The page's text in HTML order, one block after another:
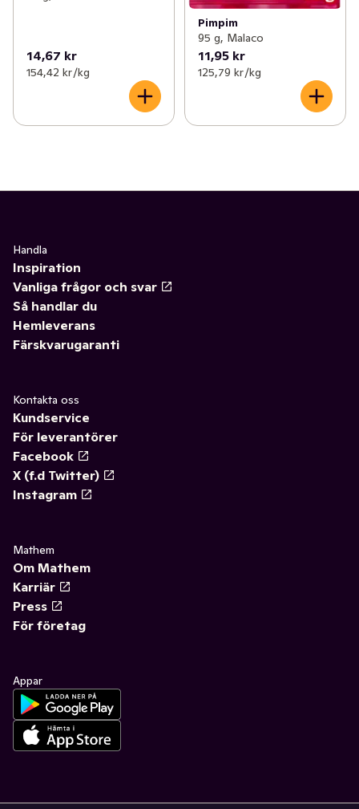
14,67 kr
154,42 kr /kg
Pimpim
95 g, Malaco
11,95 kr
125,79 kr /kg
Handla
Inspiration
Vanliga frågor och svar
Så handlar du
Hemleverans
Färskvarugaranti
Kontakta oss
Kundservice
För leverantörer
Facebook
X (f.d Twitter)
Instagram
Mathem
Om Mathem
Karriär
Press
För företag
Appar